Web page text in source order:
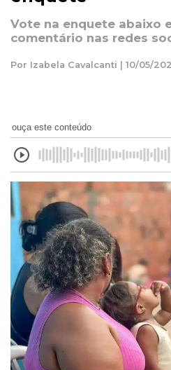
Vote na enquete abaixo
comentário nas redes
Por Izabela Cavalcanti | 10/05/
ouça este conteúdo